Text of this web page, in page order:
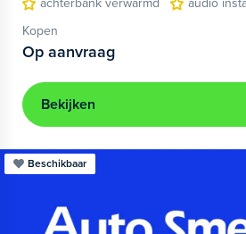
achterbank verwarmd
audio
Kopen
Op aanvraag
Bekijken
Beschikbaar